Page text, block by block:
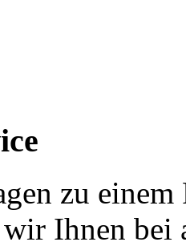
zu
Ihnen bei